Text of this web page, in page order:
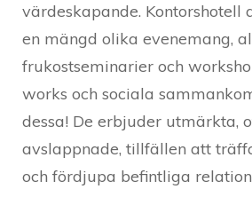
värdeskapande. Kontorshotell
en mängd olika evenemang,
frukostseminarier och
works och sociala
dessa! De erbjuder utmärkta,
avslappnade, tillfällen att
och fördjupa befintliga